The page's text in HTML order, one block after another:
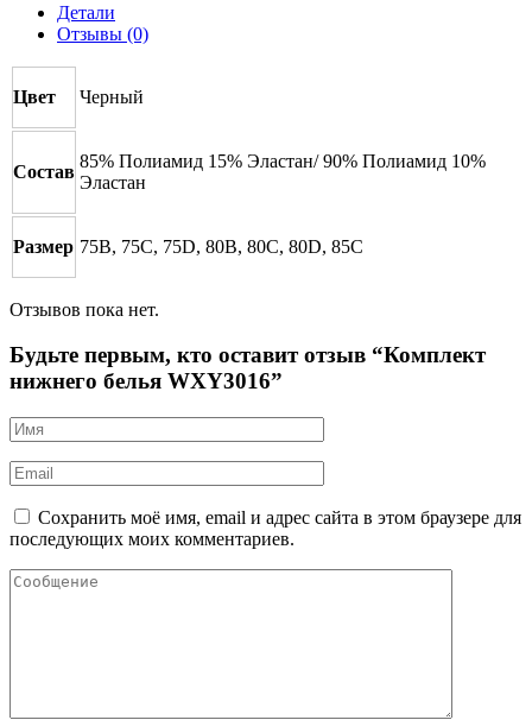
Детали
Отзывы (0)
Цвет Черный
Состав
85% Полиамид 15% Эластан/ 90% Полиамид 10%
Эластан
Размер 75B, 75C, 75D, 80B, 80C, 80D, 85C
Отзывов пока нет.
Будьте первым, кто оставит отзыв “Комплект
нижнего белья WXY3016”
Сохранить моё имя, email и адрес сайта в этом браузере для
последующих моих комментариев.